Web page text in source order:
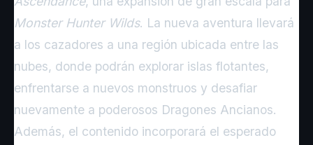
Monster Hunter Wilds. La nueva aventura llevará
a los cazadores a una región ubicada entre las
nubes, donde podrán explorar islas flotantes,
enfrentarse a nuevos monstruos y desafiar
nuevamente a poderosos Dragones Ancianos.
Además, el contenido incorporará el esperado